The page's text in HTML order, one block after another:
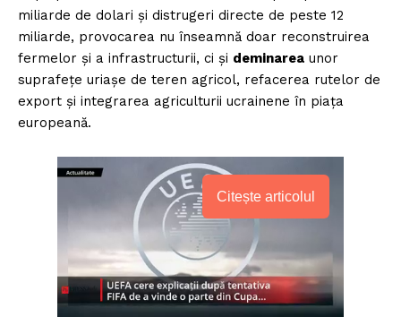
miliarde de dolari și distrugeri directe de peste 12
miliarde, provocarea nu înseamnă doar reconstruirea
fermelor și a infrastructurii, ci și deminarea unor
suprafețe uriașe de teren agricol, refacerea rutelor de
export și integrarea agriculturii ucrainene în piața
europeană.
Citește articolul